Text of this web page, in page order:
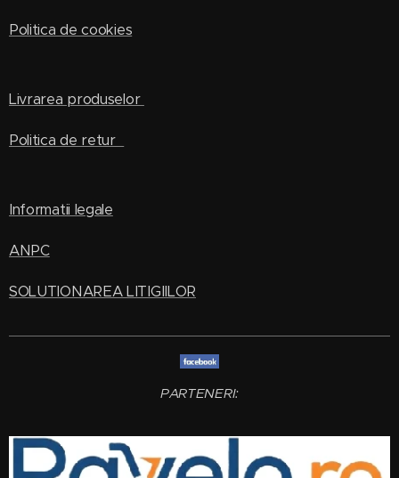
Politica de cookies
Livrarea produselor
Politica de retur
Informatii legale
ANPC
SOLUTIONAREA LITIGIILOR
PARTENERI: